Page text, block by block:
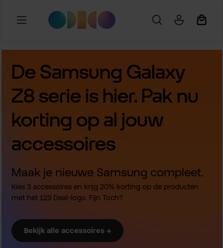
Ga naar de hoofdinhoud
De Samsung Galaxy
Z8 serie is hier. Pak nu
korting op al jouw
accessoires
Maak je nieuwe Samsung compleet.
Kies 3 accessoires en krijg 20% korting op de producten
met het 123 Deal-logo. Fijn Toch?
Bekijk alle accessoires →